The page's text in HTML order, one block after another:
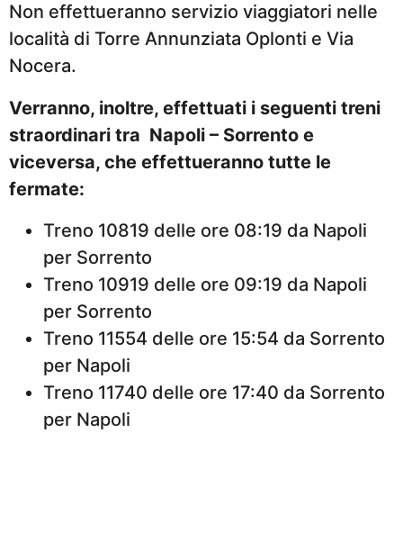
Non effettueranno servizio viaggiatori nelle
località di Torre Annunziata Oplonti e Via
Nocera.
Verranno, inoltre, effettuati i seguenti treni
straordinari tra Napoli – Sorrento e
viceversa, che effettueranno tutte le
fermate:
Treno 10819 delle ore 08:19 da Napoli
per Sorrento
Treno 10919 delle ore 09:19 da Napoli
per Sorrento
Treno 11554 delle ore 15:54 da Sorrento
per Napoli
Treno 11740 delle ore 17:40 da Sorrento
per Napoli